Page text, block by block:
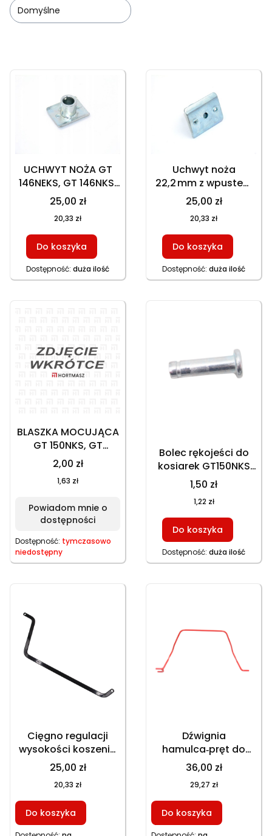
Domyślne
UCHWYT NOŻA GT
146NEKS, GT 146NKS,
HKS 246N1 Z
WPUSTEM NA STAŁE,
602003
25,00 zł
20,33 zł
Do koszyka
Dostępność: duża ilość
Uchwyt noża
22,2 mm z wpustem
do kosiarek
GT146NEKS
HKS753NB HKS246
602057, piasta,
część zamienna
25,00 zł
20,33 zł
Do koszyka
Dostępność: duża ilość
BLASZKA MOCUJĄCA
GT 150NKS, GT
153NBKS, HKS 753NB,
HKS 753NBE, HKS
246N, HKS 246N1, HKS
146NKS, GT 146NEKS,
GT 153NKS, HKS 650N1
2,00 zł
1,63 zł
Powiadom mnie o
dostępności
Dostępność: tymczasowo
niedostępny
Bolec rękojeści do
kosiarek GT150NKS
GT153NEKS HKS753NB
HKS246NE, część
zamienna
1,50 zł
1,22 zł
Do koszyka
Dostępność: duża ilość
Cięgno regulacji
wysokości koszenia
do kosiarek HKS246N
HKS246N1 HKS246NE
GT146NKS
GT146NEKS, część
zamienna
25,00 zł
20,33 zł
Do koszyka
Dźwignia
hamulca‑pręt do
kosiarek GT153NBKS
GT153NEKS HKS753NB
HKS253NE, część
zamienna
36,00 zł
29,27 zł
Do koszyka